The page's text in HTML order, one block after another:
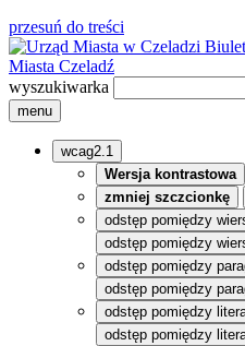
przesuń do treści
Miasta Czeladź
wyszukiwarka
menu
wcag2.1
Wersja kontrastowa
zmniej szczcionkę
odstęp pomiędzy
odstęp pomiędzy
odstęp pomiędzy
odstęp pomiędzy
odstęp pomiędzy
odstęp pomiędzy